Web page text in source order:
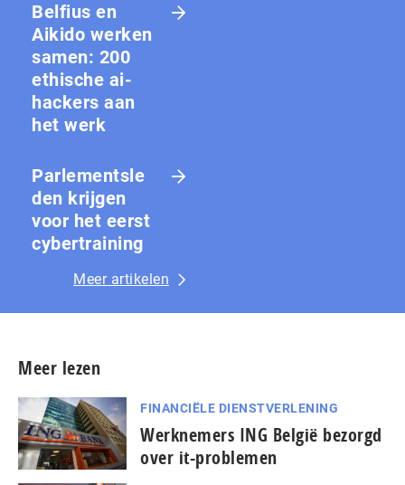
Belfius en
Aikido werken
samen: 200
ethische ai-
hackers aan
het werk
Parlementsle
den krijgen
voor het eerst
cybertraining
Meer artikelen
Meer lezen
FINANCIËLE DIENSTVERLENING
Werknemers ING België bezorgd
over it-problemen